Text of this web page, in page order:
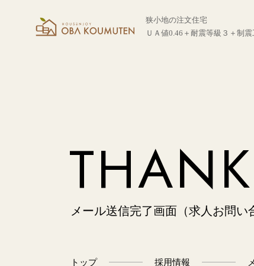
狭小地の注文住宅
ＵＡ値0.46＋耐震等級３＋制
メール送信完了画面（求人お問い
トップ 採用情報